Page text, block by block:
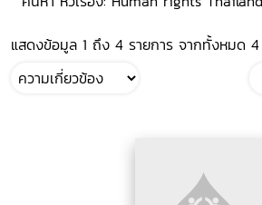
แสดงข้อมูล 1 ถึง 4 รายการ จากทั้งหมด 4